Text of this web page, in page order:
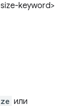
keyword>
или